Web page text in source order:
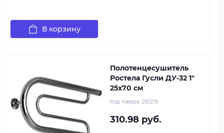
В корзину
Полотенцесушитель
Ростела Гусли ДУ-32 1"
25x70 см
Код товара: 261219
310.98 руб.